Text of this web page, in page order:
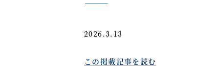
2026.3.13
この掲載記事を読む